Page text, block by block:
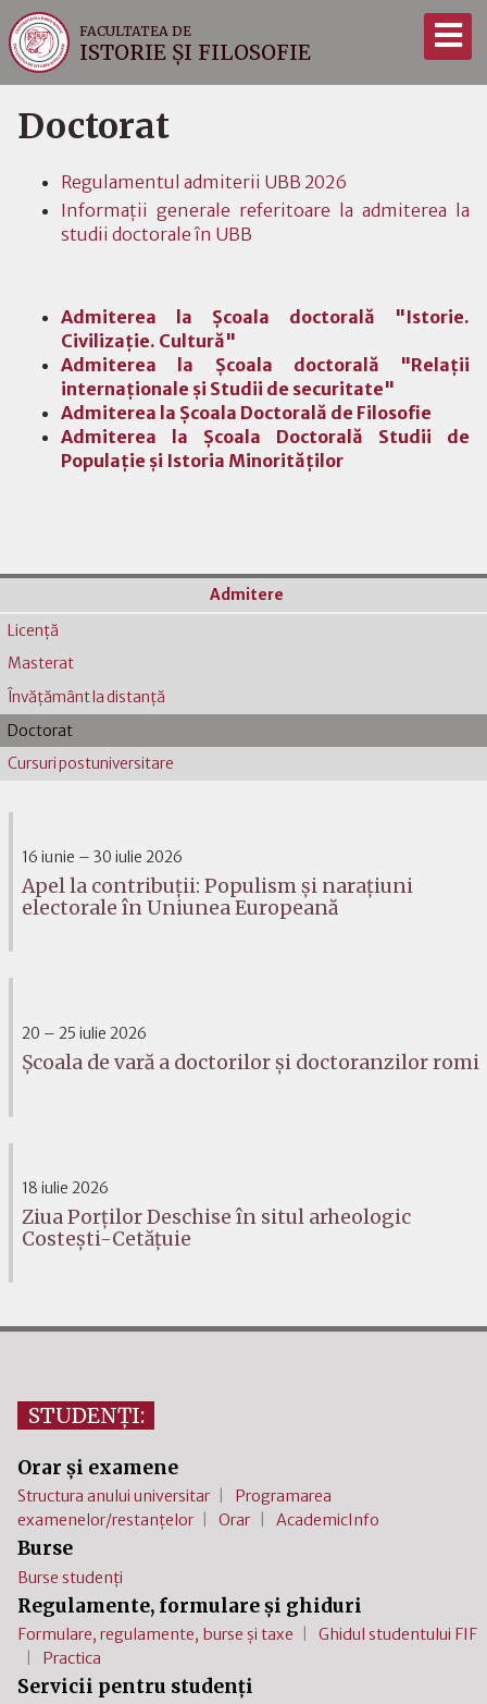
FACULTATEA DE
ISTORIE ȘI FILOSOFIE
Doctorat
Regulamentul admiterii UBB 2026
Informaţii generale referitoare la admiterea la
studii doctorale în UBB
Admiterea la Şcoala doctorală "Istorie.
Civilizaţie. Cultură"
Admiterea la Şcoala doctorală "Relaţii
internaţionale şi Studii de securitate"
Admiterea la Şcoala Doctorală de Filosofie
Admiterea la Şcoala Doctorală Studii de
Populaţie şi Istoria Minorităţilor
Admitere
Licenţă
Masterat
Învăţământ la distanţă
Doctorat
Cursuri postuniversitare
16 iunie – 30 iulie 2026
Apel la contribuții: Populism și narațiuni
electorale în Uniunea Europeană
20 – 25 iulie 2026
Școala de vară a doctorilor și doctoranzilor romi
18 iulie 2026
Ziua Porților Deschise în situl arheologic
Costești-Cetățuie
STUDENȚI:
Orar și examene
Structura anului universitar
Programarea
examenelor/restanțelor
Orar AcademicInfo
Burse
Burse studenți
Regulamente, formulare și ghiduri
Formulare, regulamente, burse și taxe
Ghidul studentului FIF
Practica
Servicii pentru studenți